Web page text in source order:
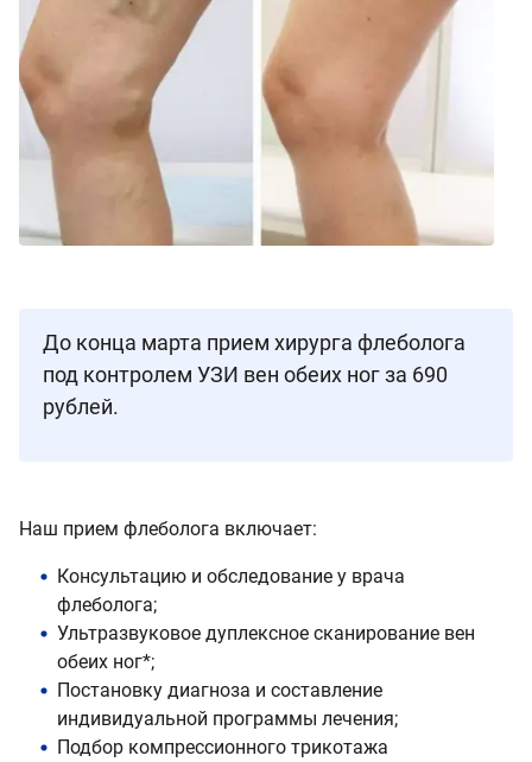
До конца марта прием хирурга флеболога
под контролем УЗИ вен обеих ног за 690
рублей.
Наш прием флеболога включает:
Консультацию и обследование у врача
флеболога;
Ультразвуковое дуплексное сканирование вен
обеих ног*;
Постановку диагноза и составление
индивидуальной программы лечения;
Подбор компрессионного трикотажа